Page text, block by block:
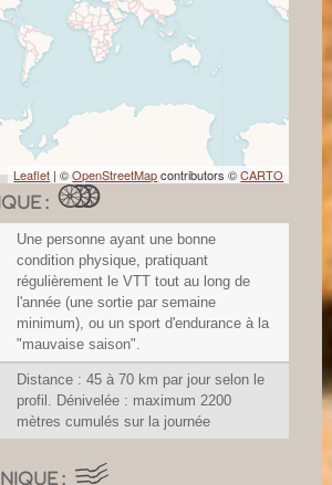
Leaflet | ©OpenStreetMapcontributors ©CARTO
NIVEAU PHYSIQUE :
Une personne ayant une bonne
condition physique, pratiquant
régulièrement le VTT tout au long de
l'année (une sortie par semaine
minimum), ou un sport d'endurance à la
"mauvaise saison".
Distance : 45 à 70 km par jour selon le
profil. Dénivelée : maximum 2200
mètres cumulés sur la journée
NIVEAU TECHNIQUE :